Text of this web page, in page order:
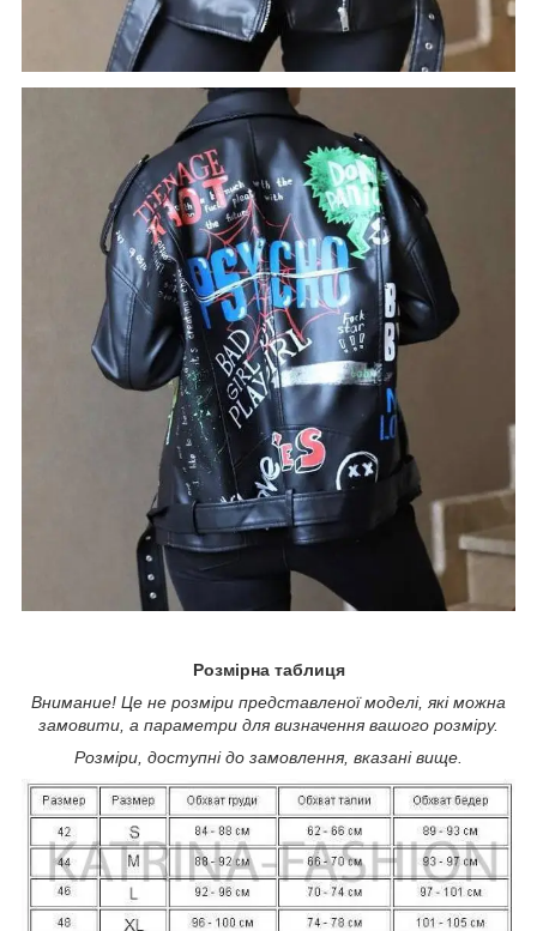
Розмірна таблиця
Внимание! Це не розміри представленої моделі, які можна
замовити, а параметри для визначення вашого розміру.
Розміри, доступні до замовлення, вказані вище.